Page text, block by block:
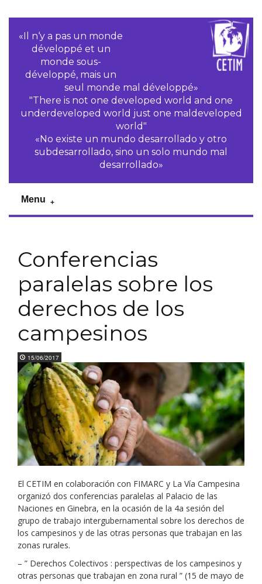
«Il n‘y a pas un monde
développé et un
monde sous-
développé, mais un
seul monde mal développé»
"There is not one developed world and one
underdeveloped world just one maldeveloped
world"
«No existe un mundo desarrollado y otro
subdesarrollado, sino un solo mundo mal
desarrollado»
Menu
Conferencias
paralelas sobre los
derechos de los
campesinos
15/06/2017
El CETIM en colaboración con FIMARC y La Vía Campesina
organizó dos conferencias paralelas al Palacio de las
Naciones en Ginebra, en la ocasión de la 4a sesión del
grupo de trabajo intergubernamental sobre los derechos de
los campesinos y de las otras personas que trabajan en las
zonas rurales.
– ” Derechos Colectivos : perspectivas de los campesinos y
otras personas que trabajan en zona rural ” (15 de mayo de